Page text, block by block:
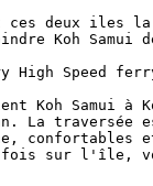
ces deux iles
Koh Samui
High Speed
Koh Samui à
La traversée
fois sur l'île,